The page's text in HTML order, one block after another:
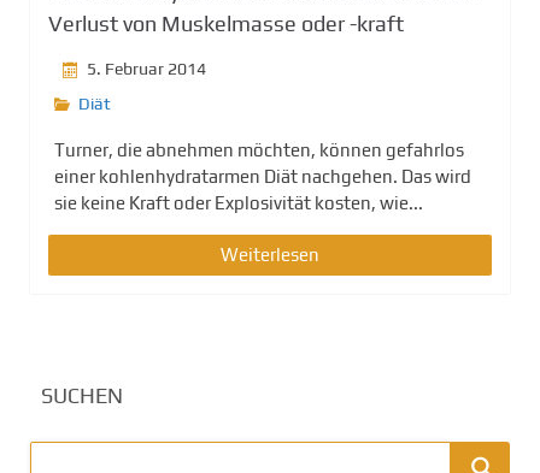
Verlust von Muskelmasse oder -kraft
5. Februar 2014
Diät
Turner, die abnehmen möchten, können gefahrlos
einer kohlenhydratarmen Diät nachgehen. Das wird
sie keine Kraft oder Explosivität kosten, wie...
Weiterlesen
SUCHEN